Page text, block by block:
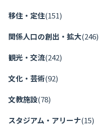
移住・定住(151)
関係人口の創出・拡大(246)
観光・交流(242)
文化・芸術(92)
文教施設(78)
スタジアム・アリーナ(15)